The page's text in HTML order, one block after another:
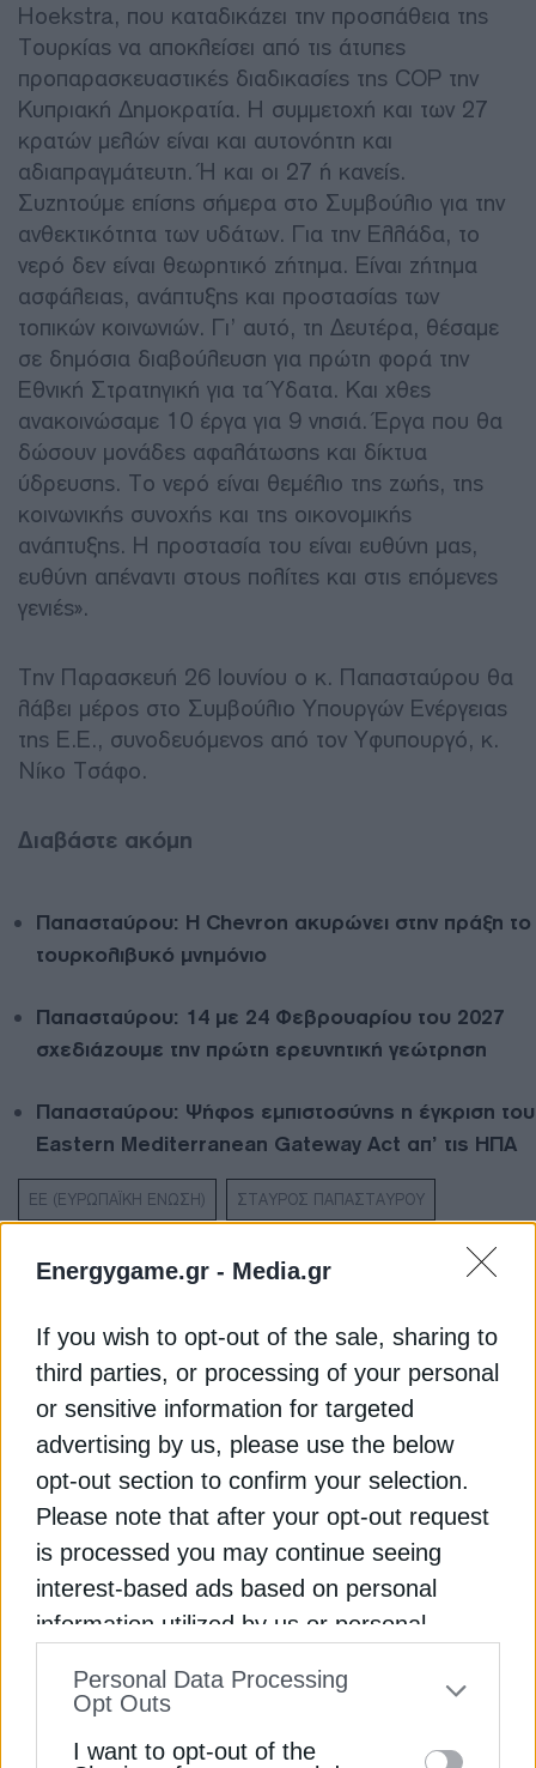
Energygame.gr - Media.gr
If you wish to opt-out of the sale, sharing to
third parties, or processing of your personal
or sensitive information for targeted
advertising by us, please use the below
opt-out section to confirm your selection.
Please note that after your opt-out request
is processed you may continue seeing
interest-based ads based on personal
information utilized by us or personal
to your opt-out. You may separately opt-out
Personal Data Processing
Opt Outs
I want to opt-out of the
Hoekstra, που καταδικάζει την προσπάθεια της
Τουρκίας να αποκλείσει από τις άτυπες
προπαρασκευαστικές διαδικασίες της COP την
Κυπριακή Δημοκρατία. Η συμμετοχή και των 27
κρατών μελών είναι και αυτονόητη και
αδιαπραγμάτευτη. Ή και οι 27 ή κανείς.
Συζητούμε επίσης σήμερα στο Συμβούλιο για την
ανθεκτικότητα των υδάτων. Για την Ελλάδα, το
νερό δεν είναι θεωρητικό ζήτημα. Είναι ζήτημα
ασφάλειας, ανάπτυξης και προστασίας των
τοπικών κοινωνιών. Γι’ αυτό, τη Δευτέρα, θέσαμε
σε δημόσια διαβούλευση για πρώτη φορά την
Εθνική Στρατηγική για τα Ύδατα. Και χθες
ανακοινώσαμε 10 έργα για 9 νησιά. Έργα που θα
δώσουν μονάδες αφαλάτωσης και δίκτυα
ύδρευσης. Το νερό είναι θεμέλιο της ζωής, της
κοινωνικής συνοχής και της οικονομικής
ανάπτυξης. Η προστασία του είναι ευθύνη μας,
ευθύνη απέναντι στους πολίτες και στις επόμενες
γενιές».
Την Παρασκευή 26 Ιουνίου ο κ. Παπασταύρου θα
λάβει μέρος στο Συμβούλιο Υπουργών Ενέργειας
της Ε.Ε., συνοδευόμενος από τον Υφυπουργό, κ.
Νίκο Τσάφο.
Διαβάστε ακόμη
Παπασταύρου: Η Chevron ακυρώνει στην πράξη το
τουρκολιβυκό μνημόνιο
Παπασταύρου: 14 με 24 Φεβρουαρίου του 2027
σχεδιάζουμε την πρώτη ερευνητική γεώτρηση
Παπασταύρου: Ψήφος εμπιστοσύνης η έγκριση του
Eastern Mediterranean Gateway Act απ’ τις ΗΠΑ
ΕΕ (ΕΥΡΩΠΑΪΚΗ ΕΝΩΣΗ) ΣΤΑΥΡΟΣ ΠΑΠΑΣΤΑΥΡΟΥ
ΔΕΊΤΕ ΕΠΊΣΗΣ
ΑΝΑΝΕΩΣΙΜΕΣ ΠΗΓΕΣ
Παπασταύρου: Στην ενέργεια το 32% των